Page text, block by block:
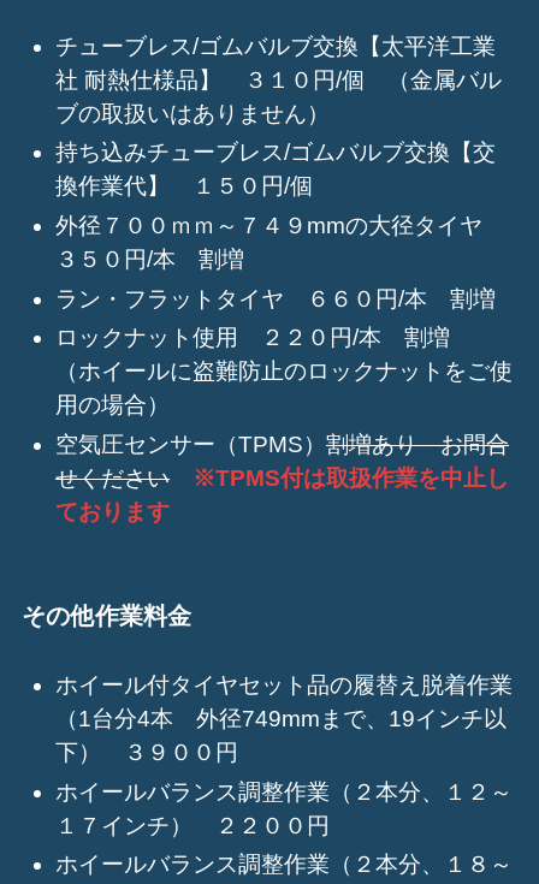
チューブレス/ゴムバルブ交換【太平洋工業
社 耐熱仕様品】 ３１０円/個 （金属バル
ブの取扱いはありません）
持ち込みチューブレス/ゴムバルブ交換【交
換作業代】 １５０円/個
外径７００ｍｍ～７４９mmの大径タイヤ
３５０円/本 割増
ラン・フラットタイヤ ６６０円/本 割増
ロックナット使用 ２２０円/本 割増
（ホイールに盗難防止のロックナットをご使
用の場合）
空気圧センサー（TPMS）割増あり お問合
せください
※TPMS付は取扱作業を中止し
ております
その他作業料金
ホイール付タイヤセット品の履替え脱着作業
（1台分4本 外径749mmまで、19インチ以
下） ３９００円
ホイールバランス調整作業（２本分、１２～
１７インチ） ２２００円
ホイールバランス調整作業（２本分、１８～